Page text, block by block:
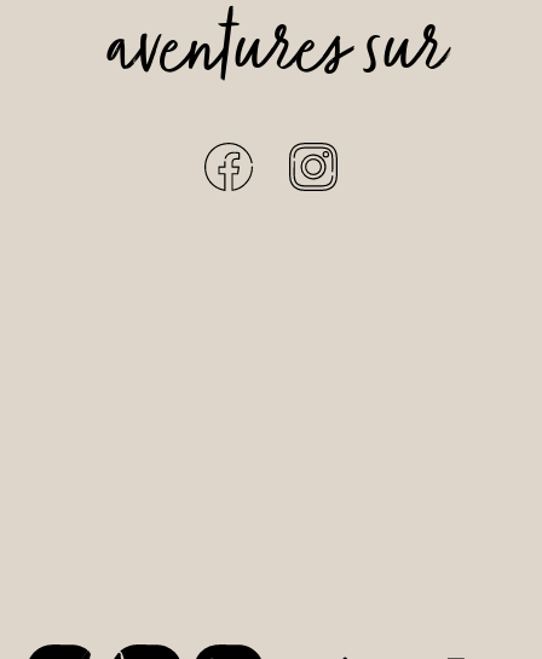
aventures sur